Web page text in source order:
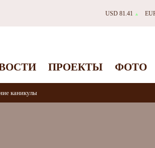
USD 81.41 ▲
ПРОЕКТЫ ФОТО
каникулы